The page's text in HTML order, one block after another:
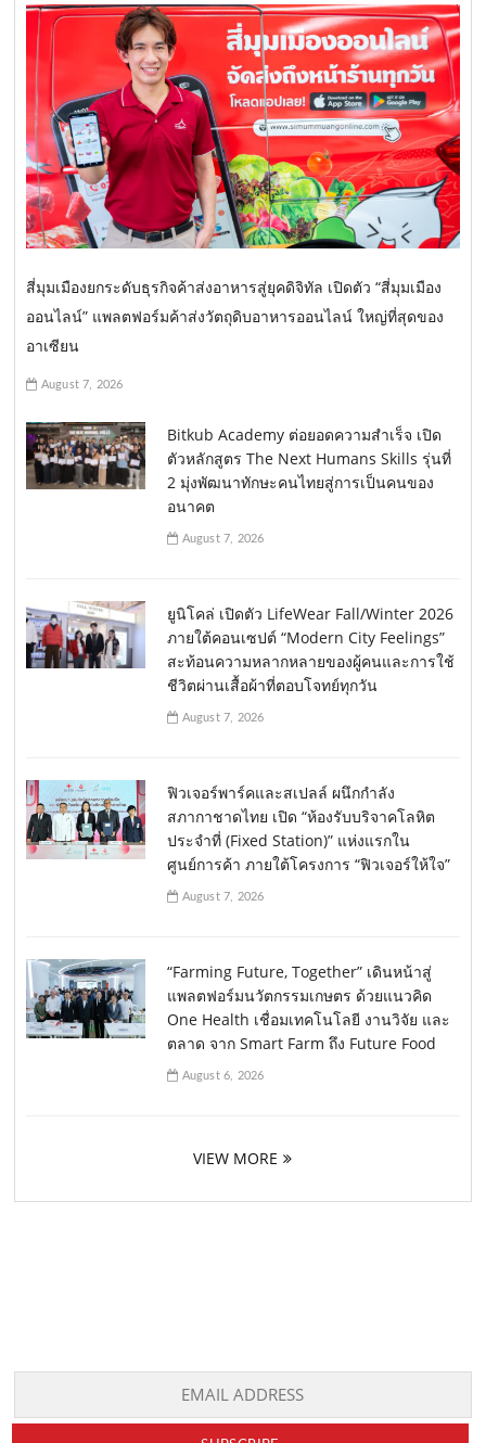
สี่มุมเมืองยกระดับธุรกิจค้าส่งอาหารสู่ยุคดิจิทัล เปิดตัว “สี่มุมเมือง
ออนไลน์” แพลตฟอร์มค้าส่งวัตถุดิบอาหารออนไลน์ ใหญ่ที่สุดของ
อาเซียน
August 7, 2026
Bitkub Academy ต่อยอดความสำเร็จ เปิด
ตัวหลักสูตร The Next Humans Skills รุ่นที่
2 มุ่งพัฒนาทักษะคนไทยสู่การเป็นคนของ
อนาคต
August 7, 2026
ยูนิโคล่ เปิดตัว LifeWear Fall/Winter 2026
ภายใต้คอนเซปต์ “Modern City Feelings”
สะท้อนความหลากหลายของผู้คนและการใช้
ชีวิตผ่านเสื้อผ้าที่ตอบโจทย์ทุกวัน
August 7, 2026
ฟิวเจอร์พาร์คและสเปลล์ ผนึกกำลัง
สภากาชาดไทย เปิด “ห้องรับบริจาคโลหิต
ประจำที่ (Fixed Station)” แห่งแรกใน
ศูนย์การค้า ภายใต้โครงการ “ฟิวเจอร์ให้ใจ”
August 7, 2026
“Farming Future, Together” เดินหน้าสู่
แพลตฟอร์มนวัตกรรมเกษตร ด้วยแนวคิด
One Health เชื่อมเทคโนโลยี งานวิจัย และ
ตลาด จาก Smart Farm ถึง Future Food
August 6, 2026
VIEW MORE